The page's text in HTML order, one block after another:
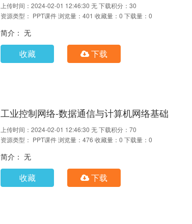
上传时间：2024-02-01 12:46:30 无下载积分：30
资源类型： PPT课件浏览量：401 收藏量：0 下载量：0
简介： 无
收藏 下载
工业控制网络-数据通信与计算机网络基础
上传时间：2024-02-01 12:46:30 无下载积分：70
资源类型： PPT课件浏览量：476 收藏量：0 下载量：0
简介： 无
收藏 下载